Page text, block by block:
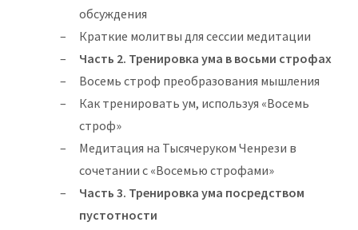
обсуждения
Краткие молитвы для сессии медитации
Часть 2. Тренировка ума в восьми строфах
Восемь строф преобразования мышления
Как тренировать ум, используя «Восемь
строф»
Медитация на Тысячеруком Ченрези в
сочетании с «Восемью строфами»
Часть 3. Тренировка ума посредством
пустотности